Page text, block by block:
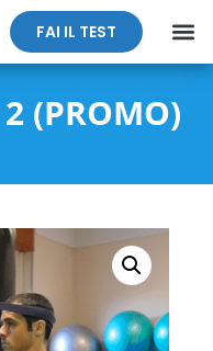
FAI IL TEST
(PROMO)